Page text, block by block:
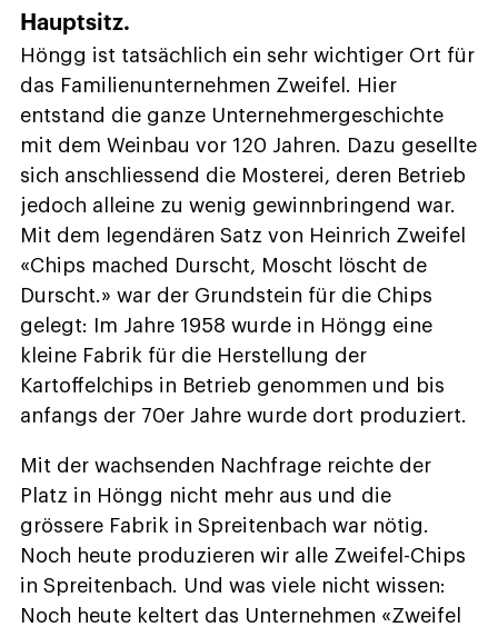
Hauptsitz.
Höngg ist tatsächlich ein sehr wichtiger Ort für
das Familienunternehmen Zweifel. Hier
entstand die ganze Unternehmergeschichte
mit dem Weinbau vor 120 Jahren. Dazu gesellte
sich anschliessend die Mosterei, deren Betrieb
jedoch alleine zu wenig gewinnbringend war.
Mit dem legendären Satz von Heinrich Zweifel
«Chips mached Durscht, Moscht löscht de
Durscht.» war der Grundstein für die Chips
gelegt: Im Jahre 1958 wurde in Höngg eine
kleine Fabrik für die Herstellung der
Kartoffelchips in Betrieb genommen und bis
anfangs der 70er Jahre wurde dort produziert.
Mit der wachsenden Nachfrage reichte der
Platz in Höngg nicht mehr aus und die
grössere Fabrik in Spreitenbach war nötig.
Noch heute produzieren wir alle Zweifel-Chips
in Spreitenbach. Und was viele nicht wissen:
Noch heute keltert das Unternehmen «Zweifel